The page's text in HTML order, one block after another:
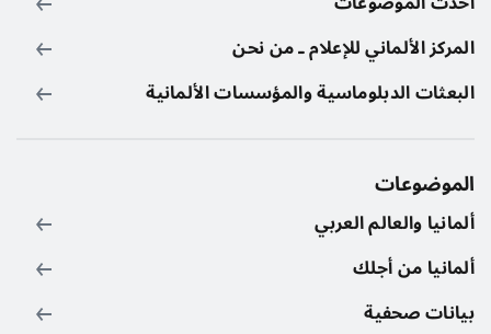
المركز الألماني للإعلام ـ من نحن
البعثات الدبلوماسية والمؤسسات الألمانية
الموضوعات
ألمانيا والعالم العربي
ألمانيا من أجلك
بيانات صحفية